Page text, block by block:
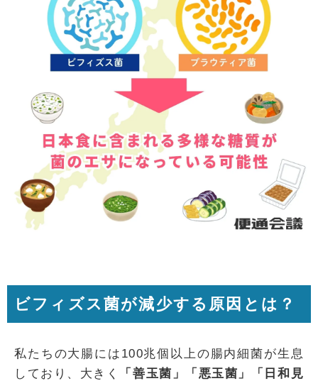
ビフィズス菌が減少する原因とは？
私たちの大腸には100兆個以上の腸内細菌が生息
しており、大きく
「善玉菌」「悪玉菌」「日和見